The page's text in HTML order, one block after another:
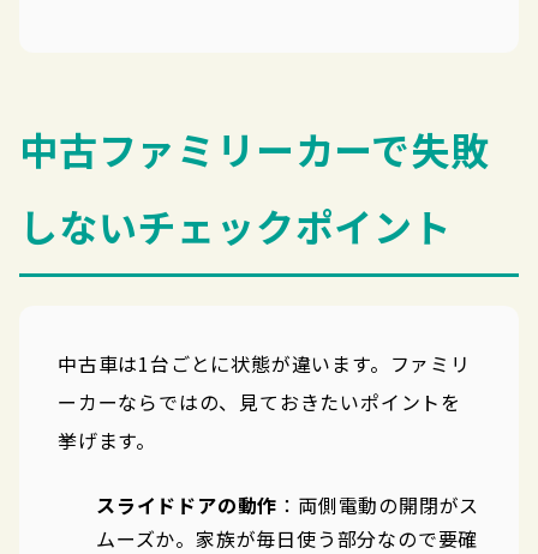
中古ファミリーカーで失敗
しないチェックポイント
中古車は1台ごとに状態が違います。ファミリ
ーカーならではの、見ておきたいポイントを
挙げます。
スライドドアの動作 ：両側電動の開閉がス
ムーズか。家族が毎日使う部分なので要確